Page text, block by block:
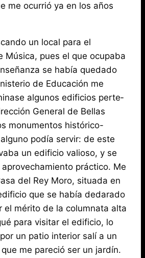
me ocurrió ya en los años
un local para el
Música, pues el que ocupaba
se había quedado
de Educación me
algunos edificios perte­
General de Bellas
monumentos histórico-
podía servir: de este
un edificio valioso, y se
práctico. Me
del Rey Moro, situada en
que se había dedarado
el mérito de la columnata alta
para visitar el edificio, lo
un patio interior salí a un
me pareció ser un jardín.